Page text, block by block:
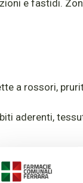
e fastidi.
a rossori,
aderenti,